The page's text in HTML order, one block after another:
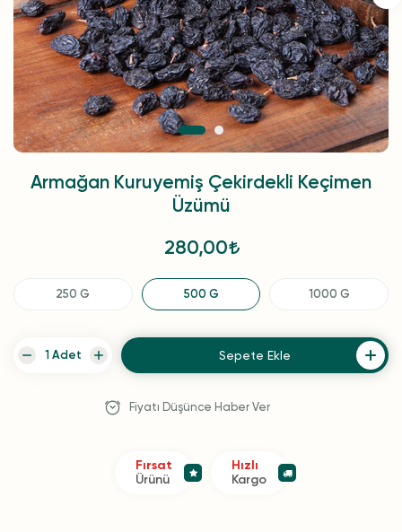
Armağan Kuruyemiş Çekirdekli Keçimen
Üzümü
280,00
250 G 500 G 1000 G
Sepete Ekle
Fiyatı Düşünce Haber Ver
Fırsat
Ürünü
Hızlı
Kargo